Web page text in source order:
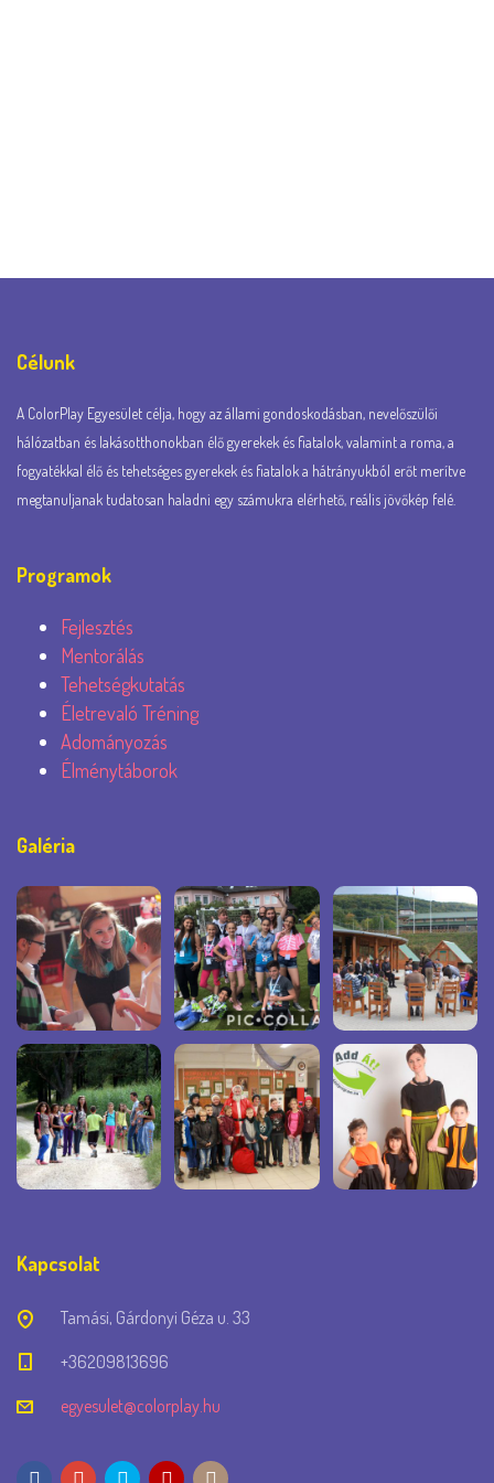
Célunk
A ColorPlay Egyesület célja, hogy az állami gondoskodásban, nevelőszülői
hálózatban és lakásotthonokban élő gyerekek és fiatalok, valamint a roma, a
fogyatékkal élő és tehetséges gyerekek és fiatalok a hátrányukból erőt merítve
megtanuljanak tudatosan haladni egy számukra elérhető, reális jövőkép felé.
Programok
Fejlesztés
Mentorálás
Tehetségkutatás
Életrevaló Tréning
Adományozás
Élménytáborok
Galéria
Kapcsolat
Tamási, Gárdonyi Géza u. 33
+36209813696
egyesulet@colorplay.hu